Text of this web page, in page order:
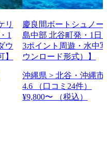
リ
1
ウ
慶良間ボートシュノー
島中部 北谷町発・1日
3ポイント周遊・水中
ウンロード形式）】
沖縄県 > 北谷・沖縄市
4.6
（口コミ24件）
¥9,800〜
（税込）